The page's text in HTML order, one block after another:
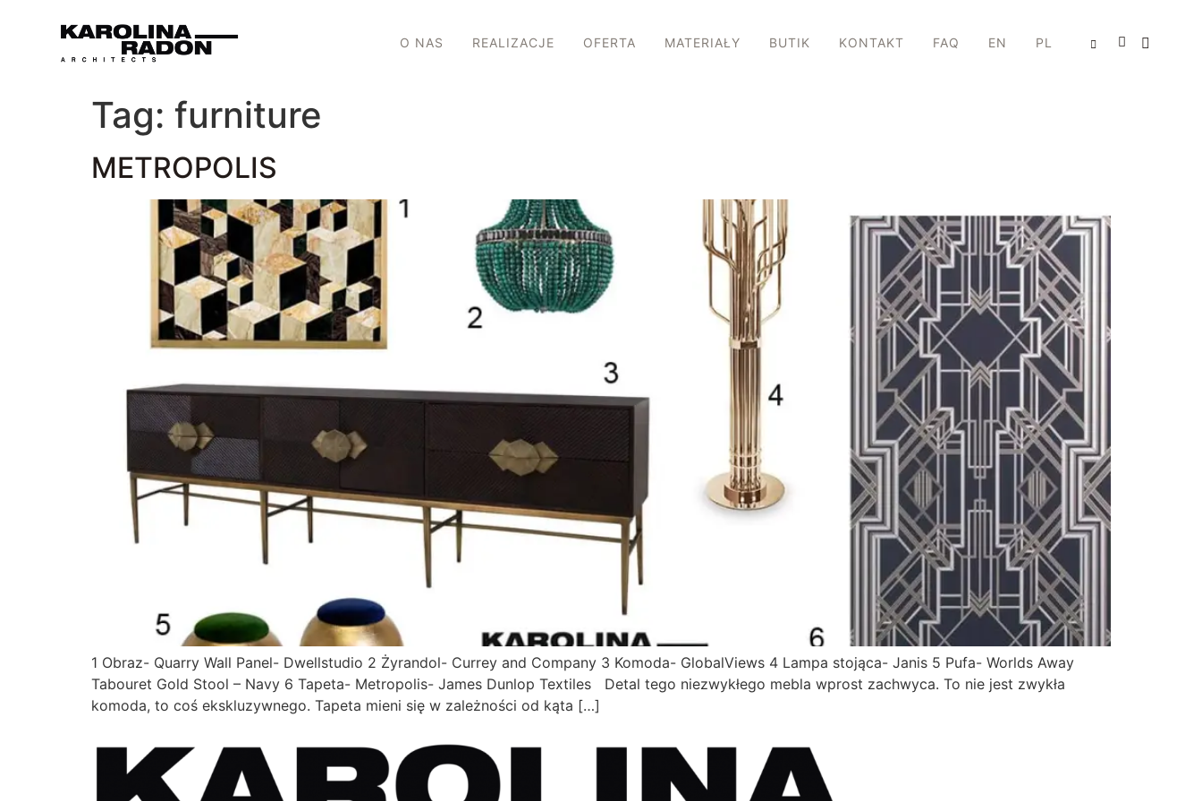
O NAS REALIZACJE OFERTA MATERIAŁY BUTIK KONTAKT FAQ EN PL
Tag: furniture
METROPOLIS
1 Obraz- Quarry Wall Panel- Dwellstudio 2 Żyrandol- Currey and Company 3 Komoda- GlobalViews 4 Lampa stojąca- Janis 5 Pufa- Worlds Away
Tabouret Gold Stool – Navy 6 Tapeta- Metropolis- James Dunlop Textiles Detal tego niezwykłego mebla wprost zachwyca. To nie jest zwykła
komoda, to coś ekskluzywnego. Tapeta mieni się w zależności od kąta […]